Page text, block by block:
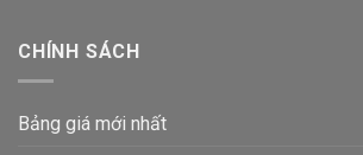
CHÍNH SÁCH
Bảng giá mới nhất